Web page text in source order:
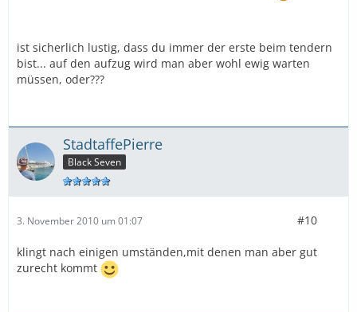
ist sicherlich lustig, dass du immer der erste beim tendern
bist... auf den aufzug wird man aber wohl ewig warten
müssen, oder???
StadtaffePierre
Black Seven
3. November 2010 um 01:07 #10
klingt nach einigen umständen,mit denen man aber gut
zurecht kommt